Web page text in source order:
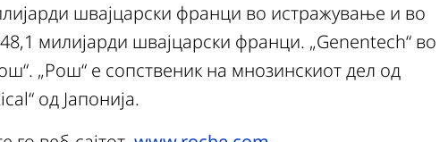
швајцарски франци во истражување и во
милијарди швајцарски франци. „Genentech“ во
„Рош“ е сопственик на мнозинскиот дел од
од Јапонија.